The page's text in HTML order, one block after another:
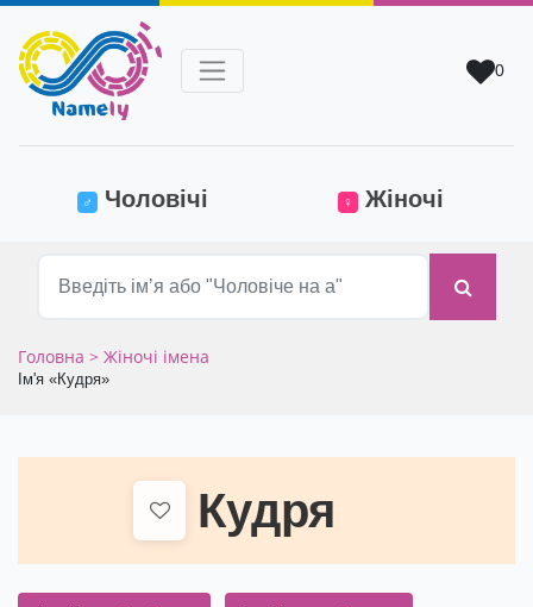
0
♂ Чоловічі ♀ Жіночі
Головна > Жіночі імена
Ім'я «Кудря»
Кудря